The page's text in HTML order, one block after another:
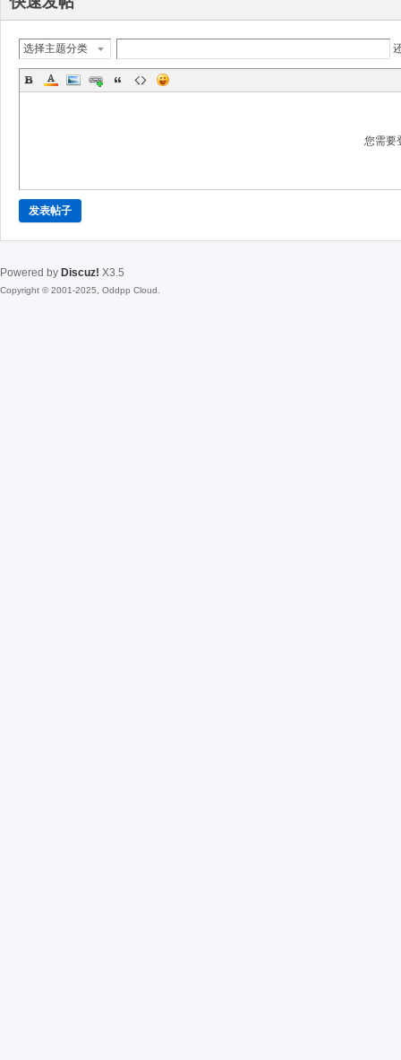
选择主题分类
您需要
发表帖子
Powered by Discuz! X3.5
Copyright © 2001-2025, Oddpp Cloud.